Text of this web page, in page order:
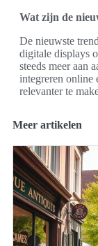
Wat zijn de
De nieuwste
digitale displays
steeds meer aan
integreren online
relevanter te
Meer artikelen